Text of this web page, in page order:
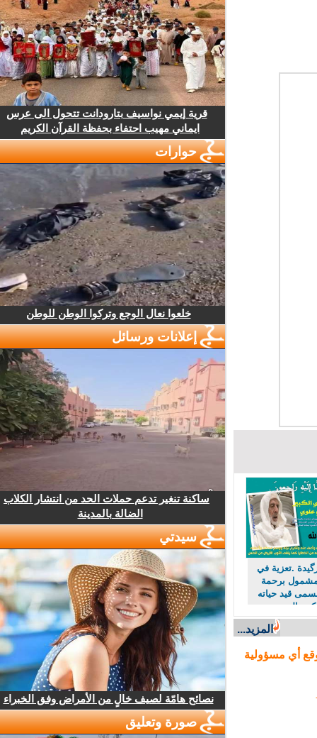
.تعزية في
برحمة
قيد حياته
الحسني
هل
فيالمزيد...
أي مسؤولية
قرية إيمي نواسيف بتارودانت تتحول الى عرس
ايماني مهيب احتفاء بحفظة القرآن الكريم
حوارات
خلعوا نعال الوجع وتركوا الوطن للوطن
إعلانات ورسائل
ساكنة تنغير تدعم حملات الحد من انتشار الكلاب
الضالة بالمدينة
سيدتي
نصائح هامّة لصيف خالٍ من الأمراض وفق الخبراء
صورة وتعليق